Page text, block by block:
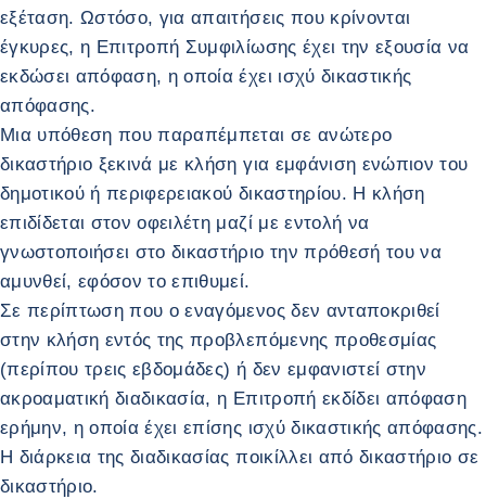
εξέταση. Ωστόσο, για απαιτήσεις που κρίνονται
έγκυρες, η Επιτροπή Συμφιλίωσης έχει την εξουσία να
εκδώσει απόφαση, η οποία έχει ισχύ δικαστικής
απόφασης.
Μια υπόθεση που παραπέμπεται σε ανώτερο
δικαστήριο ξεκινά με κλήση για εμφάνιση ενώπιον του
δημοτικού ή περιφερειακού δικαστηρίου. Η κλήση
επιδίδεται στον οφειλέτη μαζί με εντολή να
γνωστοποιήσει στο δικαστήριο την πρόθεσή του να
αμυνθεί, εφόσον το επιθυμεί.
Σε περίπτωση που ο εναγόμενος δεν ανταποκριθεί
στην κλήση εντός της προβλεπόμενης προθεσμίας
(περίπου τρεις εβδομάδες) ή δεν εμφανιστεί στην
ακροαματική διαδικασία, η Επιτροπή εκδίδει απόφαση
ερήμην, η οποία έχει επίσης ισχύ δικαστικής απόφασης.
Η διάρκεια της διαδικασίας ποικίλλει από δικαστήριο σε
δικαστήριο.